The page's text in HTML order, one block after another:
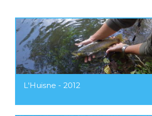
L'Huisne - 2012